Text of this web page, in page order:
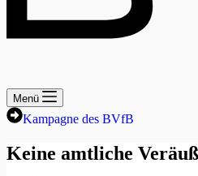
Menü
Kampagne des BVfB
Keine amtliche